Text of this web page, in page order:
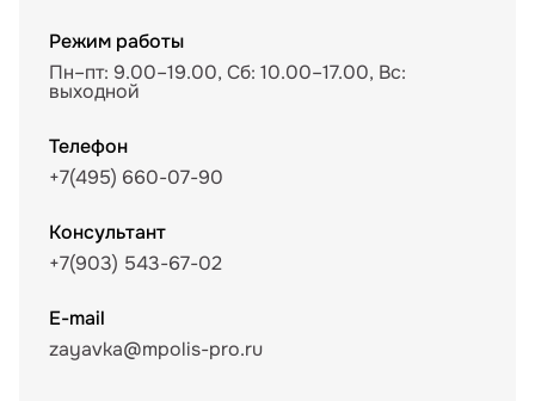
Режим работы
Пн–пт: 9.00–19.00, Сб: 10.00–17.00, Вс:
выходной
Телефон
+7(495) 660-07-90
Консультант
+7(903) 543-67-02
E-mail
zayavka@mpolis-pro.ru